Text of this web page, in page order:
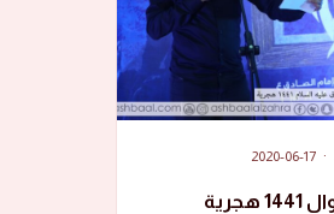
·
2020-06-17